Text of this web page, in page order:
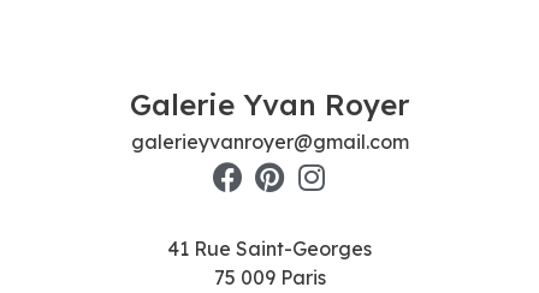
Galerie Yvan Royer
galerieyvanroyer@gmail.com
41 Rue Saint-Georges
75 009 Paris